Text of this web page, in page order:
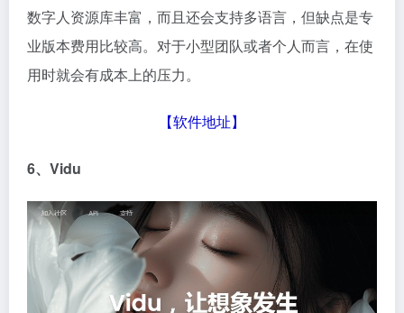
数字人资源库丰富，而且还会支持多语言，但缺点是专
业版本费用比较高。对于小型团队或者个人而言，在使
用时就会有成本上的压力。
【软件地址】
6、Vidu